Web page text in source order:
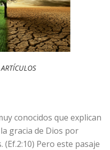
ARTÍCULOS
conocidos que explican
gracia de Dios por
Pero este pasaje